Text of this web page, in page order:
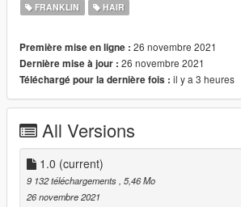
FRANKLIN HAIR
Première mise en ligne : 26 novembre 2021
Dernière mise à jour : 26 novembre 2021
Téléchargé pour la dernière fois : il y a 3 heures
All Versions
1.0 (current)
9 132 téléchargements, 5,46 Mo
26 novembre 2021